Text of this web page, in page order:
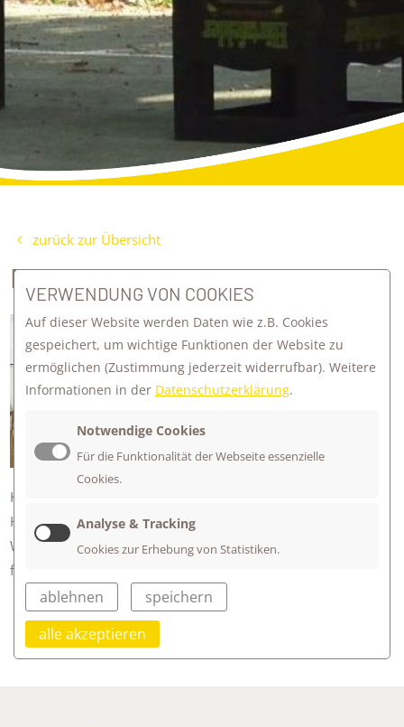
zurück zur Übersicht
ERSTES CAMPUSFEST
Endspurt war angesagt! Am Montag
feierten wir mit dem ganzen Campus!
Ein Fest - Ein Campus - Zwei Schulen.
Ein tolles Programm mit Gallery Walks
präsentierten EFG und EJPS. Auf den
bunten Bühnen gab es Tanzeinlagen,
Klänge mit dem Gitarren-Ensemble und musikalische
Highlights mit den Chören der Schulen am Firstwald!
Wir danken den Elternbeiräten beider Schulen, allen Familien
für den Support und natürlich EUCH!
VERWENDUNG VON COOKIES
Auf dieser Website werden Daten wie z.B. Cookies
gespeichert, um wichtige Funktionen der Website zu
ermöglichen (Zustimmung jederzeit widerrufbar). Weitere
Informationen in der Datenschutzerklärung.
Notwendige Cookies
Für die Funktionalität der Webseite essenzielle
Cookies.
Analyse & Tracking
Cookies zur Erhebung von Statistiken.
ablehnen
speichern
alle akzeptieren